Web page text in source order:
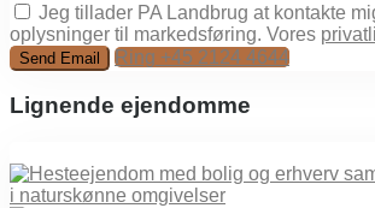
Jeg tillader PA Landbrug at kontakte
oplysninger til markedsføring. Vores
Ring +45 2124 4644
Lignende ejendomme